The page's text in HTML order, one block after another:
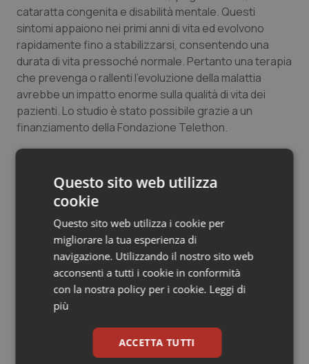
Salute orale & impianti
Sangue & coagulazione
Tiroide
Tumore al seno
Tumori del Polmone & Testa Collo
Tumori gastrointestinali
Ulcera & Reflusso
Vaccini
cataratta congenita e disabilità mentale. Questi
sintomi appaiono nei primi anni di vita ed evolvono
rapidamente fino a stabilizzarsi, consentendo una
durata di vita pressoché normale. Pertanto una terapia
che prevenga o rallenti l’evoluzione della malattia
avrebbe un impatto enorme sulla qualità di vita dei
pazienti. Lo studio è stato possibile grazie a un
finanziamento della Fondazione Telethon.
Hanno partecipato allo studio: Valentina Grande
Francesca Ornaghi,Liliana Comerio,Elena Restelli
Antonio Masone
Tolomeo,Vanessa Capone, Jeffrey M. Axten
Nicholas J. Laping,Fabio Fiordaliso
e Roberto Chiesa.
02 Maggio 2018
Questo sito web utilizza
cookie
Questo sito web utilizza i cookie per
migliorare la tua esperienza di
navigazione. Utilizzando il nostro sito web
acconsenti a tutti i cookie in conformità
con la nostra policy per i cookie. Leggi di
più
ACCETTA TUTTI